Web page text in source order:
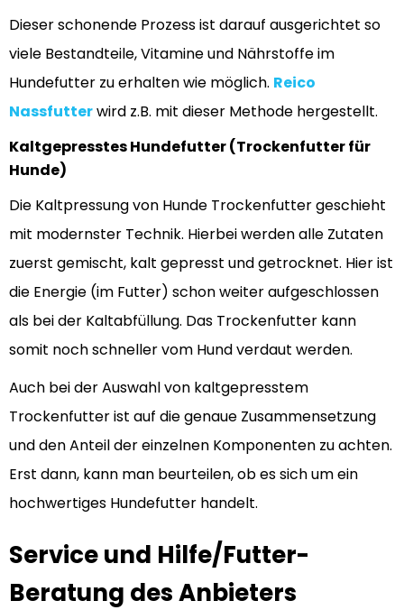
Dieser schonende Prozess ist darauf ausgerichtet so
viele Bestandteile, Vitamine und Nährstoffe im
Hundefutter zu erhalten wie möglich. Reico
Nassfutterwird z.B. mit dieser Methode hergestellt.
Kaltgepresstes Hundefutter (Trockenfutter für
Hunde)
Die Kaltpressung von Hunde Trockenfutter geschieht
mit modernster Technik. Hierbei werden alle Zutaten
zuerst gemischt, kalt gepresst und getrocknet. Hier ist
die Energie (im Futter) schon weiter aufgeschlossen
als bei der Kaltabfüllung. Das Trockenfutter kann
somit noch schneller vom Hund verdaut werden.
Auch bei der Auswahl von kaltgepresstem
Trockenfutter ist auf die genaue Zusammensetzung
und den Anteil der einzelnen Komponenten zu achten.
Erst dann, kann man beurteilen, ob es sich um ein
hochwertiges Hundefutter handelt.
Service und Hilfe/Futter-
Beratung des Anbieters